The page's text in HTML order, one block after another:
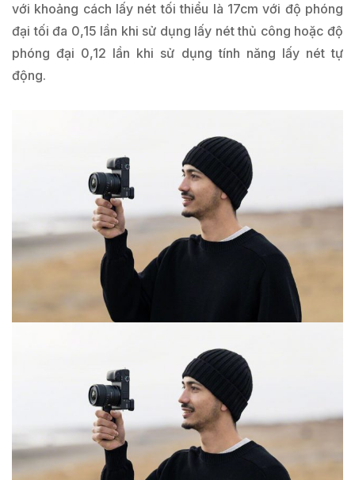
với khoảng cách lấy nét tối thiểu là 17cm với độ phóng
đại tối đa 0,15 lần khi sử dụng lấy nét thủ công hoặc độ
phóng đại 0,12 lần khi sử dụng tính năng lấy nét tự
động.